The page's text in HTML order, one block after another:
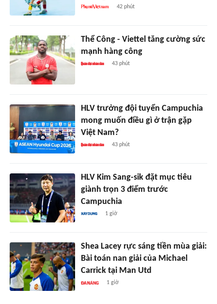
42 phút
Thể Công - Viettel tăng cường sức
mạnh hàng công
43 phút
HLV trưởng đội tuyển Campuchia
mong muốn điều gì ở trận gặp
Việt Nam?
43 phút
HLV Kim Sang-sik đặt mục tiêu
giành trọn 3 điểm trước
Campuchia
1 giờ
Shea Lacey rực sáng tiền mùa giải:
Bài toán nan giải của Michael
Carrick tại Man Utd
1 giờ